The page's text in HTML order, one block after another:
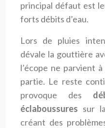
principal défaut est
forts débits d’eau.
Lors de pluies
dévale la gouttière
l’écope ne parvient
partie. Le reste
provoque des
éclaboussures sur
créant des